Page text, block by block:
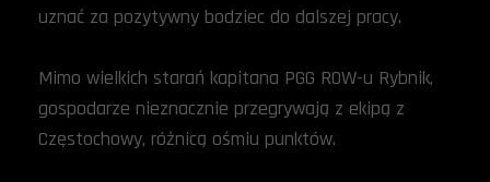
uznać za pozytywny bodziec do dalszej pracy.
Mimo wielkich starań kapitana PGG ROW-u Rybnik,
gospodarze nieznacznie przegrywają z ekipą z
Częstochowy, różnicą ośmiu punktów.